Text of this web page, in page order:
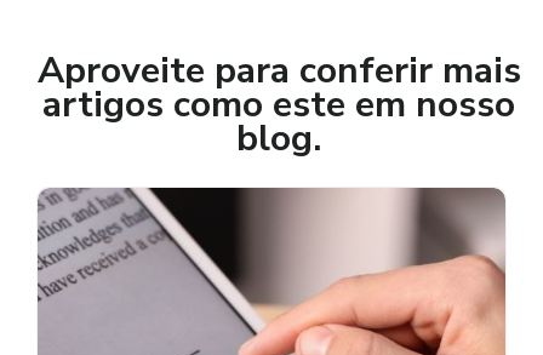
Aproveite para conferir mais
artigos como este em nosso
blog.